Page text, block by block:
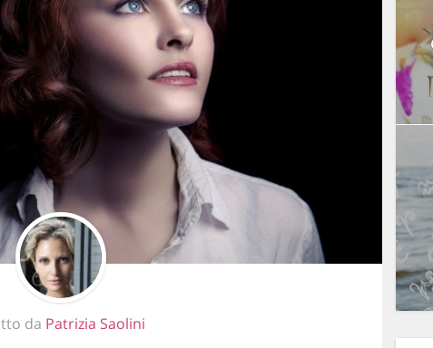
da Patrizia Saolini